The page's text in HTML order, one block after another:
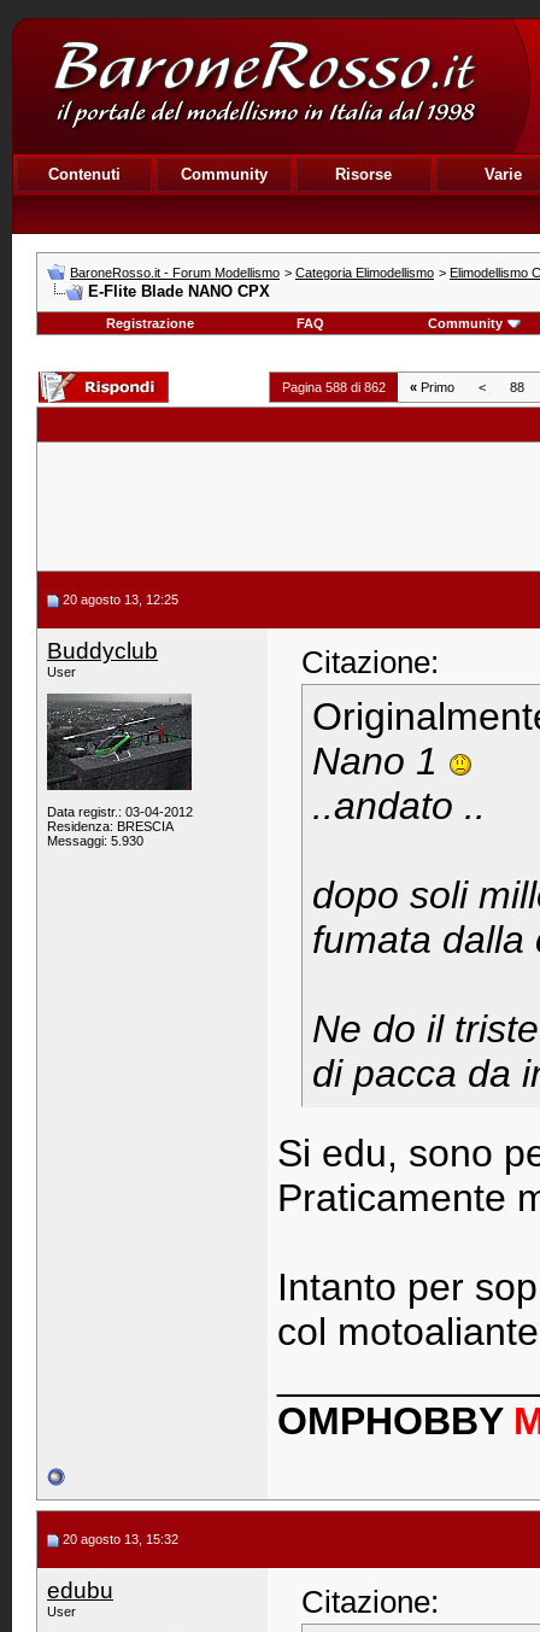
Contenuti Community Risorse Varie
BaroneRosso.it - Forum Modellismo > Categoria Elimodellismo > Elimodellismo
E-Flite Blade NANO CPX
Registrazione FAQ Community
Pagina 588 di 862 « Primo < 88
20 agosto 13, 12:25
Buddyclub
User
Data registr.: 03-04-2012
Residenza: BRESCIA
Messaggi: 5.930
Citazione:
Nano 1
..andato ..
dopo soli
fumata
Ne do il
di pacca da
Si edu, sono
Praticamente
Intanto per
col
OMPHOBBY
20 agosto 13, 15:32
edubu
User
Citazione: